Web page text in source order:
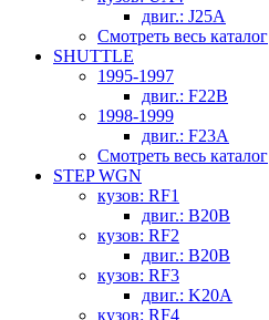
двиг.: J25A
Смотреть весь каталог
SHUTTLE
1995-1997
двиг.: F22B
1998-1999
двиг.: F23A
Смотреть весь каталог
STEP WGN
кузов: RF1
двиг.: B20B
кузов: RF2
двиг.: B20B
кузов: RF3
двиг.: K20A
кузов: RF4